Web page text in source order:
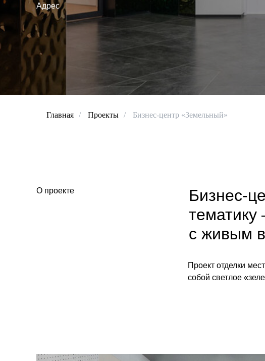
Адрес
Главная / Проекты / Бизнес-центр «Земельный»
Бизнес-
с живым
Проект отделки
собой светлое
О проекте